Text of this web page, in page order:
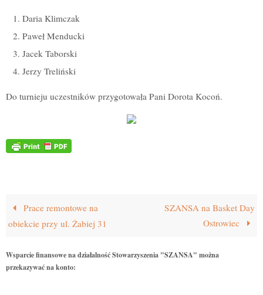
Daria Klimczak
Paweł Menducki
Jacek Taborski
Jerzy Treliński
Do turnieju uczestników przygotowała Pani Dorota Kocoń.
Prace remontowe na
obiekcie przy ul. Żabiej 31
SZANSA na Basket Day
Ostrowiec
Wsparcie finansowe na działalność Stowarzyszenia "SZANSA" można
przekazywać na konto: